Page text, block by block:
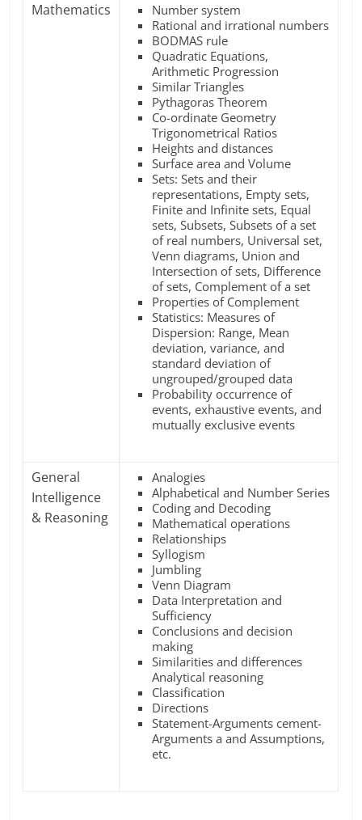
Mathematics
Number system
Rational and irrational numbers
BODMAS rule
Quadratic Equations,
Arithmetic Progression
Similar Triangles
Pythagoras Theorem
Co-ordinate Geometry
Trigonometrical Ratios
Heights and distances
Surface area and Volume
Sets: Sets and their
representations, Empty sets,
Finite and Infinite sets, Equal
sets, Subsets, Subsets of a set
of real numbers, Universal set,
Venn diagrams, Union and
Intersection of sets, Difference
of sets, Complement of a set
Properties of Complement
Statistics: Measures of
Dispersion: Range, Mean
deviation, variance, and
standard deviation of
ungrouped/grouped data
Probability occurrence of
events, exhaustive events, and
mutually exclusive events
General
Intelligence
& Reasoning
Analogies
Alphabetical and Number Series
Coding and Decoding
Mathematical operations
Relationships
Syllogism
Jumbling
Venn Diagram
Data Interpretation and
Sufficiency
Conclusions and decision
making
Similarities and differences
Analytical reasoning
Classification
Directions
Statement-Arguments cement-
Arguments a and Assumptions,
etc.